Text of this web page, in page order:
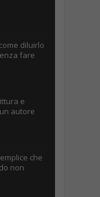
diluirlo
fare
e
autore
che
non